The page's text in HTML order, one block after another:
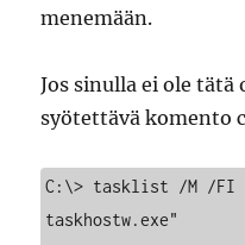
menemään.
Jos sinulla ei ole
syötettävä komento
C:\> tasklist /M /FI
taskhostw.exe"